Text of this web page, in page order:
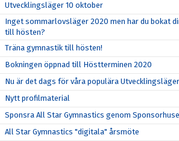
Utvecklingsläger 10 oktober
Inget sommarlovsläger 2020 men har du bokat
till hösten?
Träna gymnastik till hösten!
Bokningen öppnad till Höstterminen 2020
Nu är det dags för våra populära
Nytt profilmaterial
Sponsra All Star Gymnastics genom
All Star Gymnastics "digitala" årsmöte